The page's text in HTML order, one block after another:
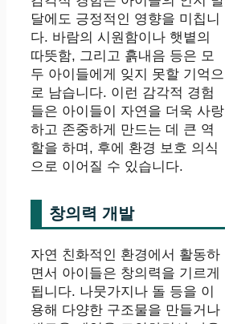
달에도 긍정적인 영향을 미칩니
다. 바람의 시원함이나 햇볕의
따뜻함, 그리고 흙내음 등은 모
두 아이들에게 잊지 못할 기억으
로 남습니다. 이런 감각적 경험
들은 아이들이 자연을 더욱 사랑
하고 존중하게 만드는 데 큰 역
할을 하며, 후에 환경 보호 의식
으로 이어질 수 있습니다.
창의력 개발
자연 친화적인 환경에서 활동하
면서 아이들은 창의력을 기르게
됩니다. 나뭇가지나 돌 등을 이
용해 다양한 구조물을 만들거나